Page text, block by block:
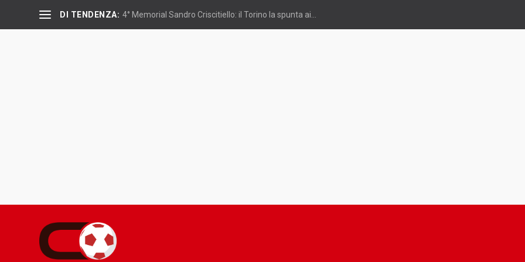
DI TENDENZA: 4° Memorial Sandro Criscitiello: il Torino la spunta ai...